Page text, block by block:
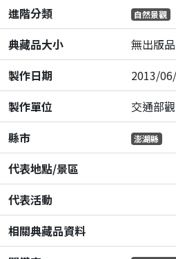
進階分類 自然景觀
典藏品大小
無出版品
製作日期
2013/
製作單位
交通部
縣市
澎湖縣
代表地點/景區
代表活動
相關典藏品資料